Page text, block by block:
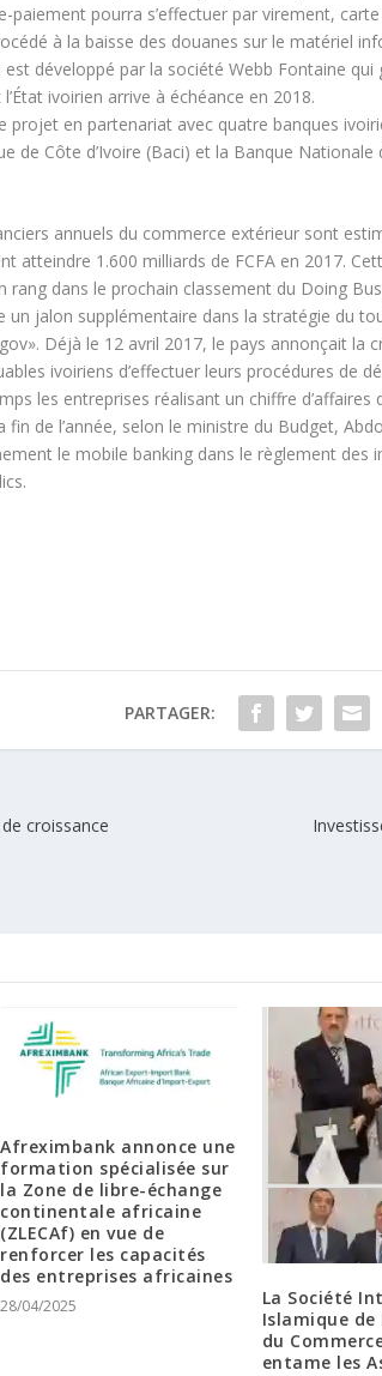
paiement pourra s’effectuer par virement,
à la baisse des douanes sur le matériel
est développé par la société Webb Fontaine
ivoirien arrive à échéance en 2018.
projet en partenariat avec quatre banques
de Côte d’Ivoire (Baci) et la Banque Nationale
annuels du commerce extérieur sont
atteindre 1.600 milliards de FCFA en 2017.
rang dans le prochain classement du Doing
jalon supplémentaire dans la stratégie du
Déjà le 12 avril 2017, le pays annonçait la
ivoiriens d’effectuer leurs procédures de
les entreprises réalisant un chiffre d’affaires
fin de l’année, selon le ministre du Budget,
le mobile banking dans le règlement
PARTAGER:
croissance
Afreximbank annonce une
formation spécialisée sur
la Zone de libre-échange
continentale africaine
(ZLECAf) en vue de
renforcer les capacités
des entreprises africaines
28/04/2025
La Société
Islamique de
du
entame les